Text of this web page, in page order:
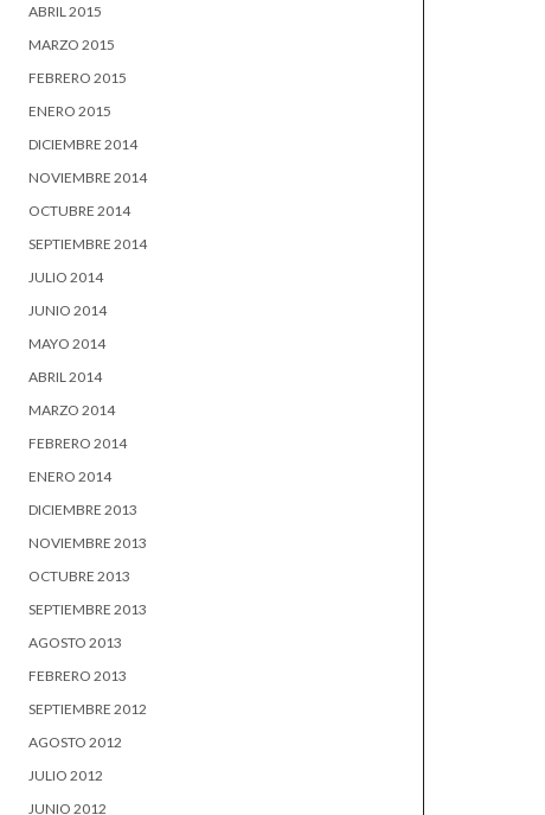
ABRIL 2015
MARZO 2015
FEBRERO 2015
ENERO 2015
DICIEMBRE 2014
NOVIEMBRE 2014
OCTUBRE 2014
SEPTIEMBRE 2014
JULIO 2014
JUNIO 2014
MAYO 2014
ABRIL 2014
MARZO 2014
FEBRERO 2014
ENERO 2014
DICIEMBRE 2013
NOVIEMBRE 2013
OCTUBRE 2013
SEPTIEMBRE 2013
AGOSTO 2013
FEBRERO 2013
SEPTIEMBRE 2012
AGOSTO 2012
JULIO 2012
JUNIO 2012